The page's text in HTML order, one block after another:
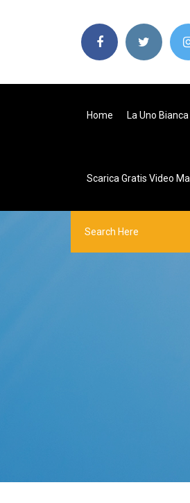
Home La Uno
Scarica Gratis Video